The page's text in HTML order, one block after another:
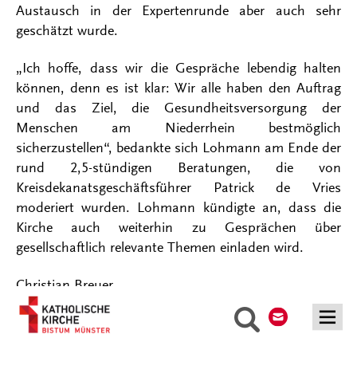
Suche
Austausch in der Expertenrunde aber auch sehr
geschätzt wurde.
„Ich hoffe, dass wir die Gespräche lebendig halten
können, denn es ist klar: Wir alle haben den Auftrag
und das Ziel, die Gesundheitsversorgung der
Menschen am Niederrhein bestmöglich
sicherzustellen“, bedankte sich Lohmann am Ende der
rund 2,5-stündigen Beratungen, die von
Kreisdekanatsgeschäftsführer Patrick de Vries
moderiert wurden. Lohmann kündigte an, dass die
Kirche auch weiterhin zu Gesprächen über
gesellschaftlich relevante Themen einladen wird.
Christian Breuer